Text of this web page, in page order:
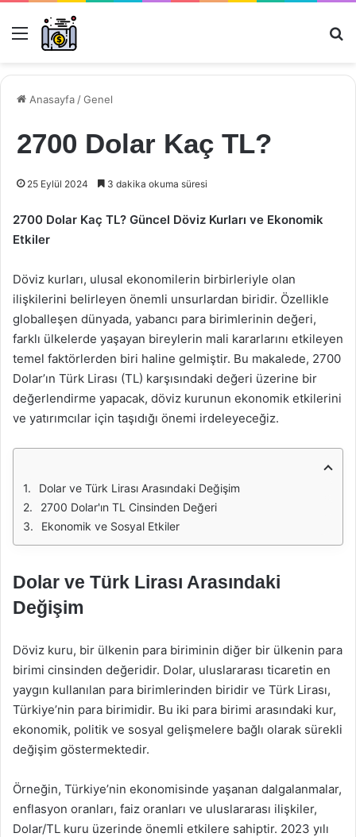
Menü
Anasayfa /Genel
2700 Dolar Kaç TL?
25 Eylül 2024 3 dakika okuma süresi
2700 Dolar Kaç TL? Güncel Döviz Kurları ve Ekonomik
Etkiler
Döviz kurları, ulusal ekonomilerin birbirleriyle olan
ilişkilerini belirleyen önemli unsurlardan biridir. Özellikle
globalleşen dünyada, yabancı para birimlerinin değeri,
farklı ülkelerde yaşayan bireylerin mali kararlarını etkileyen
temel faktörlerden biri haline gelmiştir. Bu makalede, 2700
Dolar’ın Türk Lirası (TL) karşısındaki değeri üzerine bir
değerlendirme yapacak, döviz kurunun ekonomik etkilerini
ve yatırımcılar için taşıdığı önemi irdeleyeceğiz.
Dolar ve Türk Lirası Arasındaki Değişim
2700 Dolar'ın TL Cinsinden Değeri
Ekonomik ve Sosyal Etkiler
Dolar ve Türk Lirası Arasındaki
Değişim
Döviz kuru, bir ülkenin para biriminin diğer bir ülkenin para
birimi cinsinden değeridir. Dolar, uluslararası ticaretin en
yaygın kullanılan para birimlerinden biridir ve Türk Lirası,
Türkiye’nin para birimidir. Bu iki para birimi arasındaki kur,
ekonomik, politik ve sosyal gelişmelere bağlı olarak sürekli
değişim göstermektedir.
Örneğin, Türkiye’nin ekonomisinde yaşanan dalgalanmalar,
enflasyon oranları, faiz oranları ve uluslararası ilişkiler,
Dolar/TL kuru üzerinde önemli etkilere sahiptir. 2023 yılı